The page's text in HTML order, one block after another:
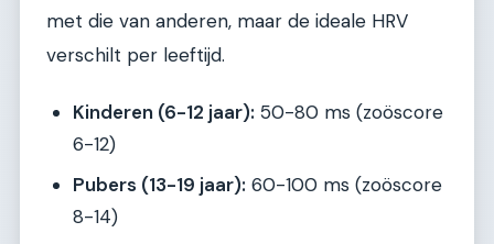
met die van anderen, maar de ideale HRV
verschilt per leeftijd.
Kinderen (6-12 jaar): 50-80 ms (zoöscore
6-12)
Pubers (13-19 jaar): 60-100 ms (zoöscore
8-14)